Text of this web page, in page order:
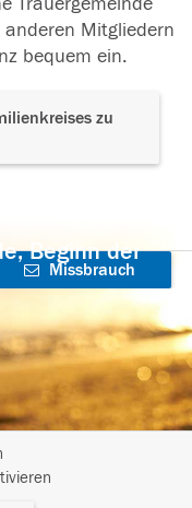
Mitgliedern
bequem ein.
zu
Beginn der
Missbrauch